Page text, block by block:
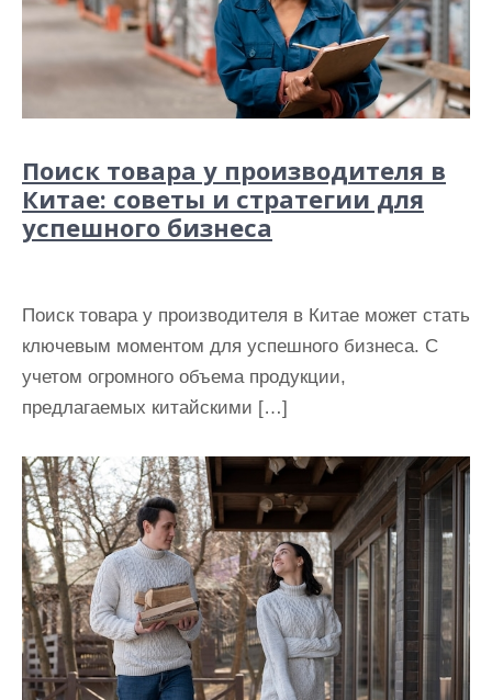
Поиск товара у производителя в
Китае: советы и стратегии для
успешного бизнеса
Поиск товара у производителя в Китае может стать
ключевым моментом для успешного бизнеса. С
учетом огромного объема продукции,
предлагаемых китайскими […]